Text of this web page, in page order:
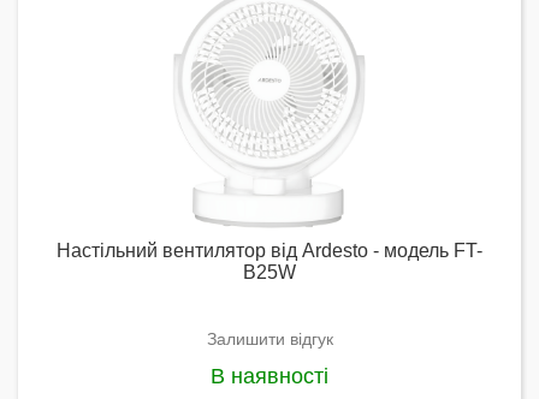
Настільний вентилятор від Ardesto - модель FT-
B25W
Залишити відгук
В наявності